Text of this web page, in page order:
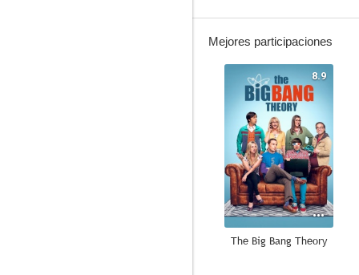
Mejores participaciones
8.9
The Big Bang Theory